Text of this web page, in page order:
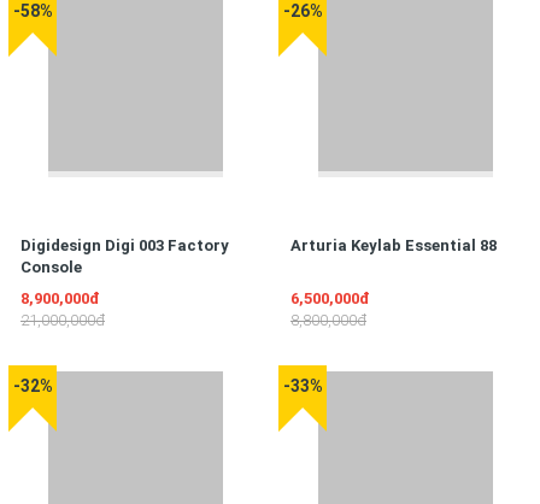
-58%
Digidesign Digi 003 Factory
Console
8,900,000đ
21,000,000đ
-26%
Arturia Keylab Essential 88
6,500,000đ
8,800,000đ
-32% -33%